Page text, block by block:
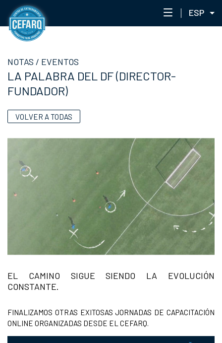
ESP
STAFF
RED DE ACADEMIAS
CEFARQLAB
NOTAS / EVENTOS
LA PALABRA DEL DF (DIRECTOR-
FUNDADOR)
VOLVER A TODAS
EL CAMINO SIGUE SIENDO LA EVOLUCIÓN
CONSTANTE.
FINALIZAMOS OTRAS EXITOSAS JORNADAS DE CAPACITACIÓN
ONLINE ORGANIZADAS DESDE EL CEFARQ.